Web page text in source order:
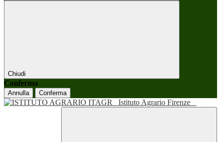
Chiudi
Conferma
Annulla Conferma
Istituto Agrario Firenze